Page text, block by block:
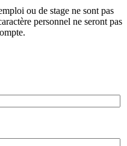
ou de stage ne sont pas
personnel ne seront pas